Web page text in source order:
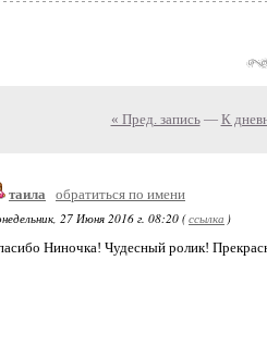
« Пред. запись— К
таила
обратиться по имени
27 Июня 2016 г. 08:20 (ссылка )
Ниночка! Чудесный ролик!